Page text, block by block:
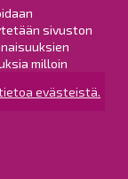
sivuston
milloin
evästeistä.